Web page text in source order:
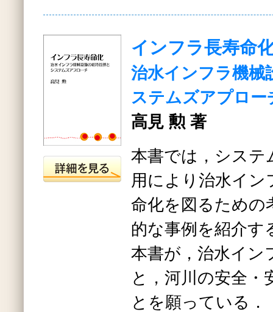
インフラ長寿命
治水インフラ機械
ステムズアプロー
高見 勲 著
本書では，システ
用により治水イン
命化を図るための
的な事例を紹介す
本書が，治水イン
と，河川の安全・
とを願っている．